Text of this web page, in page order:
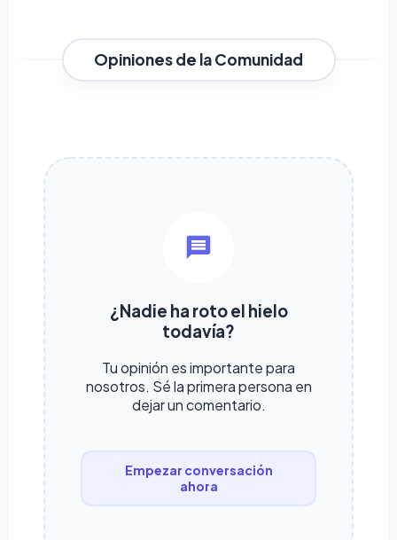
Opiniones de la Comunidad
¿Nadie ha roto el hielo
todavía?
Tu opinión es importante para
nosotros. Sé la primera persona en
dejar un comentario.
Empezar conversación
ahora